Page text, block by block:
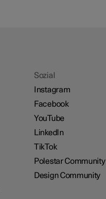
Sozial
Instagram
Facebook
YouTube
LinkedIn
TikTok
Polestar Community
Design Community